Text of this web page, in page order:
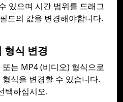
있으며 시간 범위를 드래그
드의 값을 변경해야합니다.
형식 변경
는 MP4 (비디오) 형식으로
식을 변경할 수 있습니다.
택하십시오.